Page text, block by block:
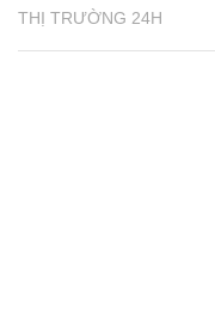
THỊ TRƯỜNG 24H